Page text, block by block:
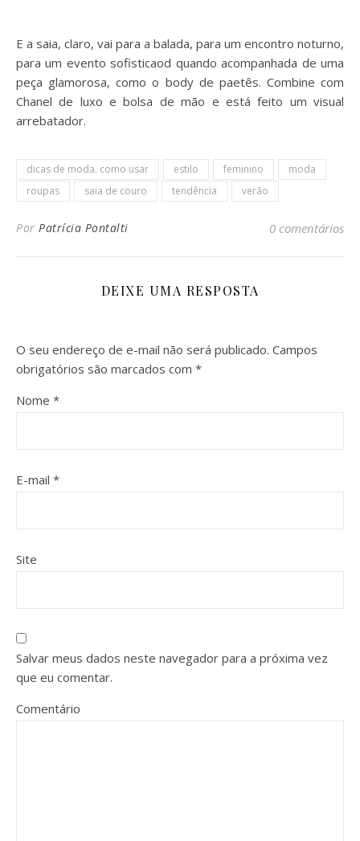
E a saia, claro, vai para a balada, para um encontro noturno,
para um evento sofisticaod quando acompanhada de uma
peça glamorosa, como o body de paetês. Combine com
Chanel de luxo e bolsa de mão e está feito um visual
arrebatador.
dicas de moda. como usar estilo feminino
moda
roupas
saia de couro tendência verão
Por Patrícia Pontalti 0 comentários
DEIXE UMA RESPOSTA
O seu endereço de e-mail não será publicado. Campos
obrigatórios são marcados com *
Nome *
E-mail *
Site
Salvar meus dados neste navegador para a próxima vez
que eu comentar.
Comentário